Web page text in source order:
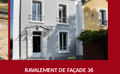
RAVALEMENT DE FAÇADE 36